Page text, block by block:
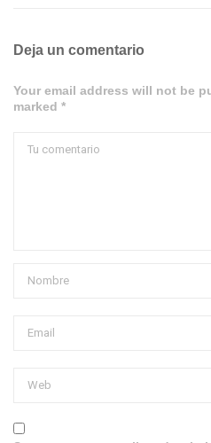
Deja un comentario
Your email address will not be
marked *